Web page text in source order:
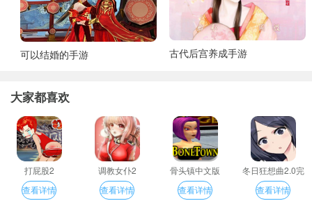
可以结婚的手游 古代后宫养成手游
大家都喜欢
打屁股2
查看详情
调教女仆2
查看详情
骨头镇中文版
查看详情
冬日狂想曲2.0完
整汉化版
查看详情